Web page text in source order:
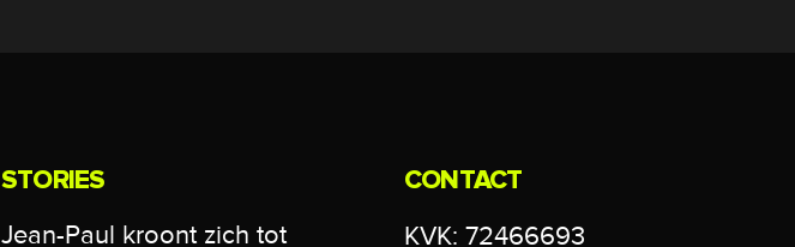
STORIES
Jean-Paul kroont zich tot
CONTACT
KVK: 72466693